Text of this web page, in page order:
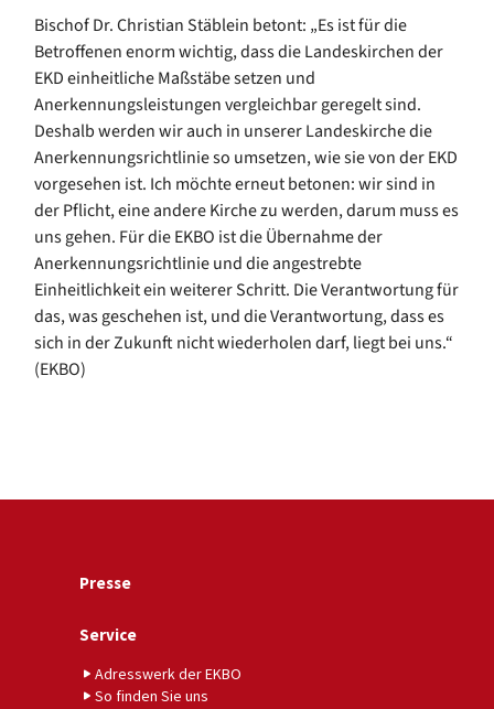
Bischof Dr. Christian Stäblein betont: „Es ist für die
Betroffenen enorm wichtig, dass die Landeskirchen der
EKD einheitliche Maßstäbe setzen und
Anerkennungsleistungen vergleichbar geregelt sind.
Deshalb werden wir auch in unserer Landeskirche die
Anerkennungsrichtlinie so umsetzen, wie sie von der EKD
vorgesehen ist. Ich möchte erneut betonen: wir sind in
der Pflicht, eine andere Kirche zu werden, darum muss es
uns gehen. Für die EKBO ist die Übernahme der
Anerkennungsrichtlinie und die angestrebte
Einheitlichkeit ein weiterer Schritt. Die Verantwortung für
das, was geschehen ist, und die Verantwortung, dass es
sich in der Zukunft nicht wiederholen darf, liegt bei uns.“
(EKBO)
Presse
Service
Adresswerk der EKBO
So finden Sie uns